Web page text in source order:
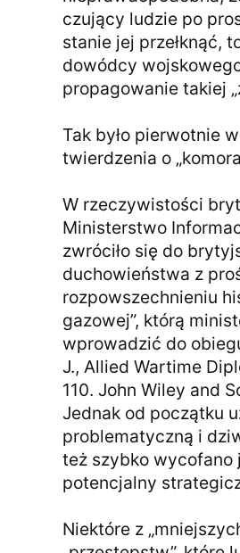
czujący ludzie po
stanie jej przełknąć,
dowódcy
propagowanie takiej
Tak było pierwotnie
twierdzenia o
W rzeczywistości
Ministerstwo
zwróciło się do
duchowieństwa z
rozpowszechnieniu
gazowej”, którą
wprowadzić do
J., Allied Wartime
110. John Wiley and
Jednak od początku
problematyczną i
też szybko wycofano
potencjalny
Niektóre z